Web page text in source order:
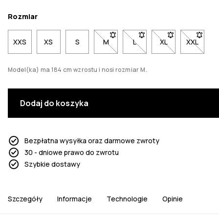
Rozmiar
XXS XS S M- Rozmiar M niedostępny. Kliknij,
L- Rozmiar L niedostępny.
XL- Rozmiar XL
XXL
-
Model(ka) ma 184 cm wzrostu i nosi rozmiar M.
Dodaj do koszyka
Bezpłatna wysyłka oraz darmowe zwroty
30 - dniowe prawo do zwrotu
Szybkie dostawy
Szczegóły Informacje Technologie Opinie